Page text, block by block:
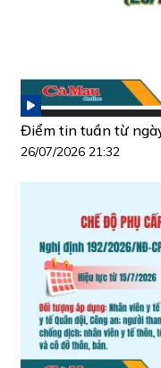
Điểm tin tuần từ
26/07/2026 21:32